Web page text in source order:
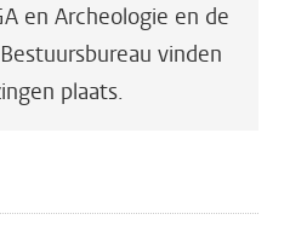
en Archeologie en de
vinden
plaats.